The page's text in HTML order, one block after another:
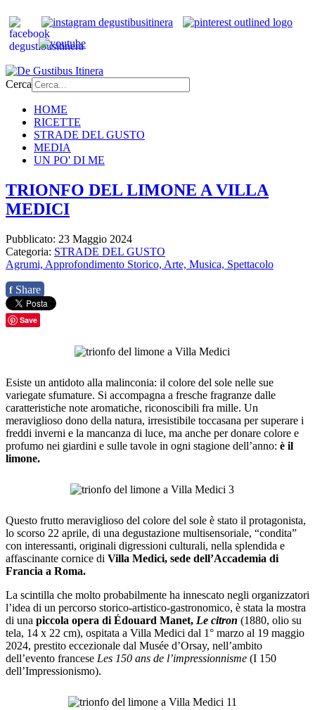
Cerca
HOME
RICETTE
STRADE DEL GUSTO
MEDIA
UN PO' DI ME
TRIONFO DEL LIMONE A VILLA
MEDICI
Pubblicato: 23 Maggio 2024
Categoria: STRADE DEL GUSTO
Agrumi, Approfondimento Storico, Arte, Musica, Spettacolo
f Share
Save
Esiste un antidoto alla malinconia: il colore del sole nelle sue
variegate sfumature. Si accompagna a fresche fragranze dalle
caratteristiche note aromatiche, riconoscibili fra mille. Un
meraviglioso dono della natura, irresistibile toccasana per superare i
freddi inverni e la mancanza di luce, ma anche per donare colore e
profumo nei giardini e sulle tavole in ogni stagione dell’anno: è il
limone.
Questo frutto meraviglioso del colore del sole è stato il protagonista,
lo scorso 22 aprile, di una degustazione multisensoriale, “condita”
con interessanti, originali digressioni culturali, nella splendida e
affascinante cornice di Villa Medici, sede dell’Accademia di
Francia a Roma.
La scintilla che molto probabilmente ha innescato negli organizzatori
l’idea di un percorso storico-artistico-gastronomico, è stata la mostra
di una piccola opera di Édouard Manet, Le citron (1880, olio su
tela, 14 x 22 cm), ospitata a Villa Medici dal 1° marzo al 19 maggio
2024, prestito eccezionale dal Musée d’Orsay, nell’ambito
dell’evento francese Les 150 ans de l’impressionnisme (I 150
dell’Impressionismo).